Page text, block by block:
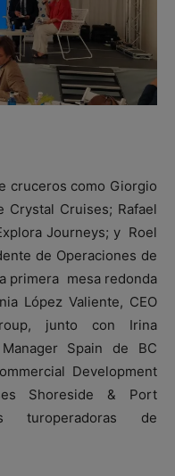
cruceros como Giorgio
Crystal Cruises; Rafael
Journeys; y Roel
de Operaciones de
primera mesa redonda
López Valiente, CEO
junto con Irina
Spain de BC
Development
Shoreside & Port
turoperadoras de